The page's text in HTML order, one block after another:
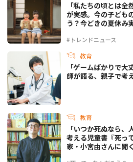
#トレンドニュース
「私たちの頃とは
が実感。今の子ども
う？今どきの夏休み
教育
「ゲームばかりで
師が語る、親子で考
教育
「いつか死ぬなら
考える児童書『死っ
家・小宮由さんに聞く